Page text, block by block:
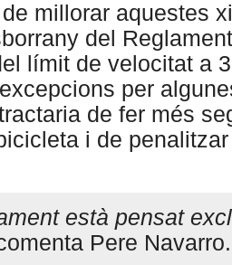
millorar aquestes
del
límit de velocitat a
per
de fer més
i de penalitzar
està pensat
Pere Navarro.